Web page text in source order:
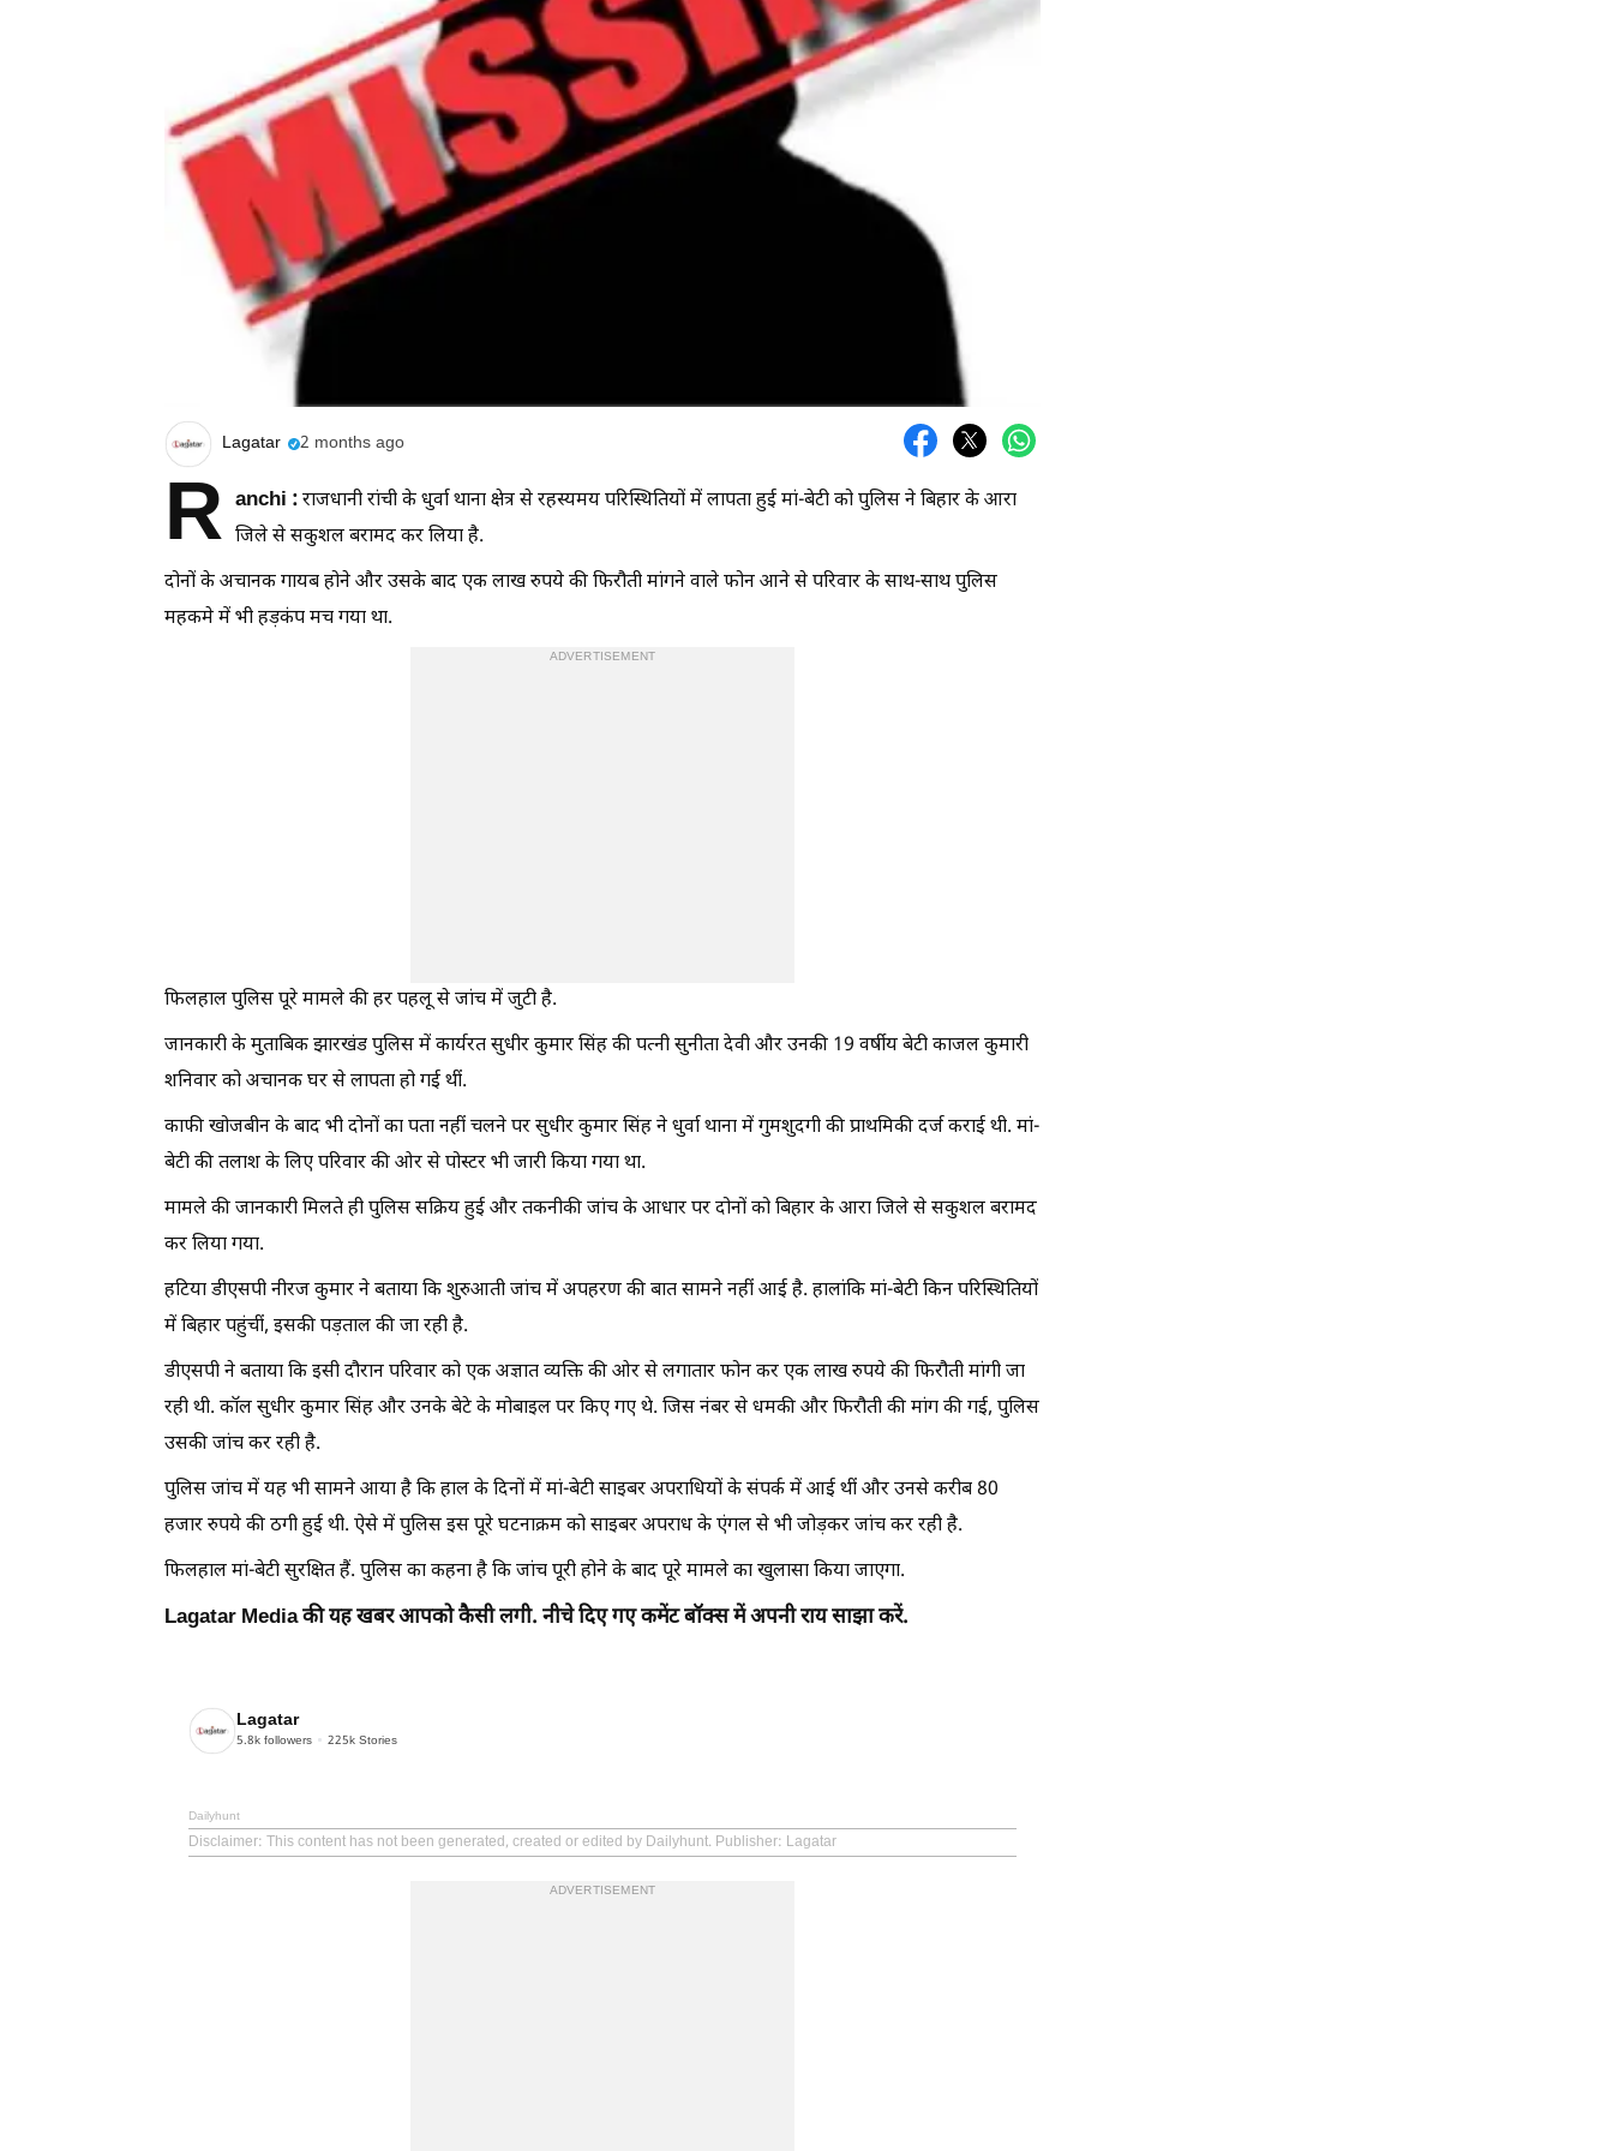
Lagatar 2 months ago
R anchi :राजधानी रांची के धुर्वा थाना क्षेत्र से रहस्यमय परिस्थितियों में लापता हुई मां-बेटी को पुलिस ने बिहार के आरा
जिले से सकुशल बरामद कर लिया है.
दोनों के अचानक गायब होने और उसके बाद एक लाख रुपये की फिरौती मांगने वाले फोन आने से परिवार के साथ-साथ पुलिस
महकमे में भी हड़कंप मच गया था.
ADVERTISEMENT
फिलहाल पुलिस पूरे मामले की हर पहलू से जांच में जुटी है.
जानकारी के मुताबिक झारखंड पुलिस में कार्यरत सुधीर कुमार सिंह की पत्नी सुनीता देवी और उनकी 19 वर्षीय बेटी काजल कुमारी
शनिवार को अचानक घर से लापता हो गई थीं.
काफी खोजबीन के बाद भी दोनों का पता नहीं चलने पर सुधीर कुमार सिंह ने धुर्वा थाना में गुमशुदगी की प्राथमिकी दर्ज कराई थी. मां-
बेटी की तलाश के लिए परिवार की ओर से पोस्टर भी जारी किया गया था.
मामले की जानकारी मिलते ही पुलिस सक्रिय हुई और तकनीकी जांच के आधार पर दोनों को बिहार के आरा जिले से सकुशल बरामद
कर लिया गया.
हटिया डीएसपी नीरज कुमार ने बताया कि शुरुआती जांच में अपहरण की बात सामने नहीं आई है. हालांकि मां-बेटी किन परिस्थितियों
में बिहार पहुंचीं, इसकी पड़ताल की जा रही है.
डीएसपी ने बताया कि इसी दौरान परिवार को एक अज्ञात व्यक्ति की ओर से लगातार फोन कर एक लाख रुपये की फिरौती मांगी जा
रही थी. कॉल सुधीर कुमार सिंह और उनके बेटे के मोबाइल पर किए गए थे. जिस नंबर से धमकी और फिरौती की मांग की गई, पुलिस
उसकी जांच कर रही है.
पुलिस जांच में यह भी सामने आया है कि हाल के दिनों में मां-बेटी साइबर अपराधियों के संपर्क में आई थीं और उनसे करीब 80
हजार रुपये की ठगी हुई थी. ऐसे में पुलिस इस पूरे घटनाक्रम को साइबर अपराध के एंगल से भी जोड़कर जांच कर रही है.
फिलहाल मां-बेटी सुरक्षित हैं. पुलिस का कहना है कि जांच पूरी होने के बाद पूरे मामले का खुलासा किया जाएगा.
Lagatar Media की यह खबर आपको कैसी लगी. नीचे दिए गए कमेंट बॉक्स में अपनी राय साझा करें.
Lagatar
5.8k followers 225k Stories
Dailyhunt
Disclaimer: This content has not been generated, created or edited by Dailyhunt. Publisher: Lagatar
ADVERTISEMENT